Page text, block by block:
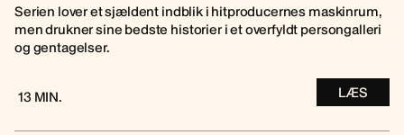
Serien lover et sjældent indblik i hitproducernes maskinrum,
men drukner sine bedste historier i et overfyldt persongalleri
og gentagelser.
13 MIN. LÆS